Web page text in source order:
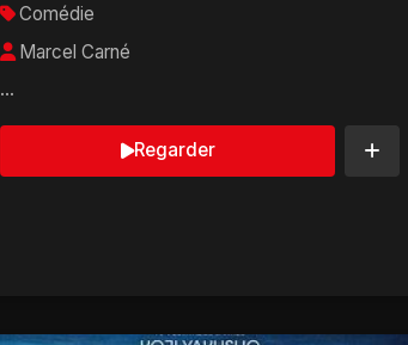
Comédie
Marcel Carné
...
Regarder